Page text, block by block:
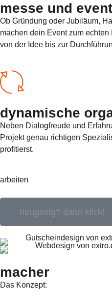
messe und
Ob Gründung oder Jubiläum,
machen dein Event zum
von der Idee bis zur
dynamische
Neben Dialogfreude und
Projekt genau richtigen
profitierst.
arbeiten
neugierig? dann klick!
macher
Das Konzept: